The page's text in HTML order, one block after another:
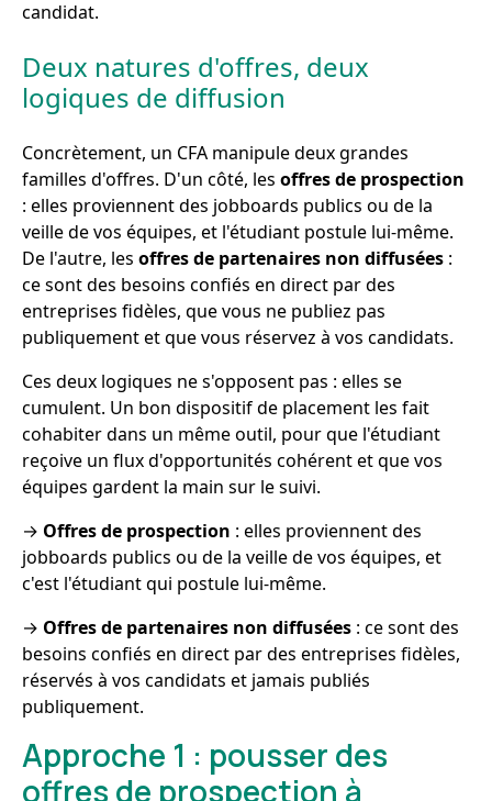
candidat.
Deux natures d'offres, deux
logiques de diffusion
Concrètement, un CFA manipule deux grandes
familles d'offres. D'un côté, les offres de prospection
: elles proviennent des jobboards publics ou de la
veille de vos équipes, et l'étudiant postule lui-même.
De l'autre, les offres de partenaires non diffusées :
ce sont des besoins confiés en direct par des
entreprises fidèles, que vous ne publiez pas
publiquement et que vous réservez à vos candidats.
Ces deux logiques ne s'opposent pas : elles se
cumulent. Un bon dispositif de placement les fait
cohabiter dans un même outil, pour que l'étudiant
reçoive un flux d'opportunités cohérent et que vos
équipes gardent la main sur le suivi.
→ Offres de prospection : elles proviennent des
jobboards publics ou de la veille de vos équipes, et
c'est l'étudiant qui postule lui-même.
→ Offres de partenaires non diffusées : ce sont des
besoins confiés en direct par des entreprises fidèles,
réservés à vos candidats et jamais publiés
publiquement.
Approche 1 : pousser des
offres de prospection à